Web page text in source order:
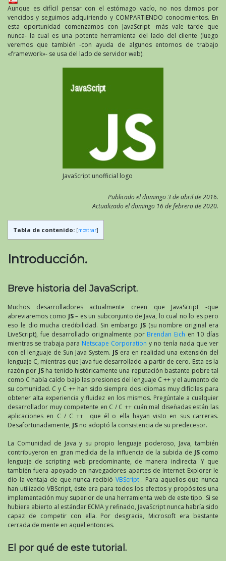
Aunque es difícil pensar con el estómago vacío, no nos damos por
vencidos y seguimos adquiriendo y COMPARTIENDO conocimientos. En
esta oportunidad comenzamos con JavaScript -más vale tarde que
nunca- la cual es una potente herramienta del lado del cliente (luego
veremos que también -con ayuda de algunos entornos de trabajo
«framework»- se usa del lado de servidor web).
JavaScript unofficial logo
Publicado el domingo 3 de abril de 2016.
Actualizado el domingo 16 de febrero de 2020.
Tabla de contenido: [mostrar]
Introducción.
Breve historia del JavaScript.
Muchos desarrolladores actualmente creen que JavaScript -que
abreviaremos como JS– es un subconjunto de Java, lo cual no lo es pero
eso le dio mucha credibilidad. Sin embargo JS(su nombre original era
LiveScript), fue desarrollado originalmente por Brendan Eich en 10 días
mientras se trabaja para Netscape Corporation y no tenía nada que ver
con el lenguaje de Sun Java System. JS era en realidad una extensión del
lenguaje C, mientras que Java fue desarrollado a partir de cero. Esta es la
razón por JSha tenido históricamente una reputación bastante pobre tal
como C había caído bajo las presiones del lenguaje C ++ y el aumento de
su comunidad. C y C ++ han sido siempre dos idiomas muy difíciles para
obtener alta experiencia y fluidez en los mismos. Pregúntale a cualquier
desarrollador muy competente en C / C ++ cuán mal diseñadas están las
aplicaciones en C / C ++ que él o ella hayan visto en sus carreras.
Desafortunadamente, JS no adoptó la consistencia de su predecesor.
La Comunidad de Java y su propio lenguaje poderoso, Java, también
contribuyeron en gran medida de la influencia de la subida de JScomo
lenguaje de scripting web predominante, de manera indirecta. Y que
también fuera apoyado en navegadores apartes de Internet Explorer le
dio la ventaja de que nunca recibió VBScript. Para aquellos que nunca
han utilizado VBScript, éste era para todos los efectos y propósitos una
implementación muy superior de una herramienta web de este tipo. Si se
hubiera abierto al estándar ECMA y refinado, JavaScript nunca habría sido
capaz de competir con ella. Por desgracia, Microsoft era bastante
cerrada de mente en aquel entonces.
El por qué de este tutorial.